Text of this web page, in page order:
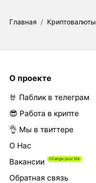
Главная / Криптовалюты
О проекте
🤘 Паблик в телеграм
😎 Работа в крипте
👌 Мы в твиттере
О Нас
Вакансии
Обратная связь